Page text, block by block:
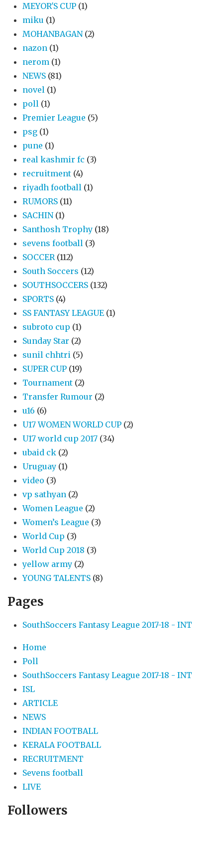
MEYOR'S CUP (1)
miku (1)
MOHANBAGAN (2)
nazon (1)
nerom (1)
NEWS (81)
novel (1)
poll (1)
Premier League (5)
psg (1)
pune (1)
real kashmir fc (3)
recruitment (4)
riyadh football (1)
RUMORS (11)
SACHIN (1)
Santhosh Trophy (18)
sevens football (3)
SOCCER (112)
South Soccers (12)
SOUTHSOCCERS (132)
SPORTS (4)
SS FANTASY LEAGUE (1)
subroto cup (1)
Sunday Star (2)
sunil chhtri (5)
SUPER CUP (19)
Tournament (2)
Transfer Rumour (2)
u16 (6)
U17 WOMEN WORLD CUP (2)
U17 world cup 2017 (34)
ubaid ck (2)
Uruguay (1)
video (3)
vp sathyan (2)
Women League (2)
Women’s League (3)
World Cup (3)
World Cup 2018 (3)
yellow army (2)
YOUNG TALENTS (8)
Pages
SouthSoccers Fantasy League 2017-18 - INT
Home
Poll
SouthSoccers Fantasy League 2017-18 - INT
ISL
ARTICLE
NEWS
INDIAN FOOTBALL
KERALA FOOTBALL
RECRUITMENT
Sevens football
LIVE
Followers